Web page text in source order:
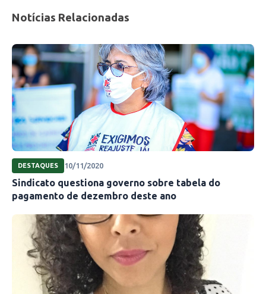
Notícias Relacionadas
DESTAQUES 10/11/2020
Sindicato questiona governo sobre tabela do
pagamento de dezembro deste ano